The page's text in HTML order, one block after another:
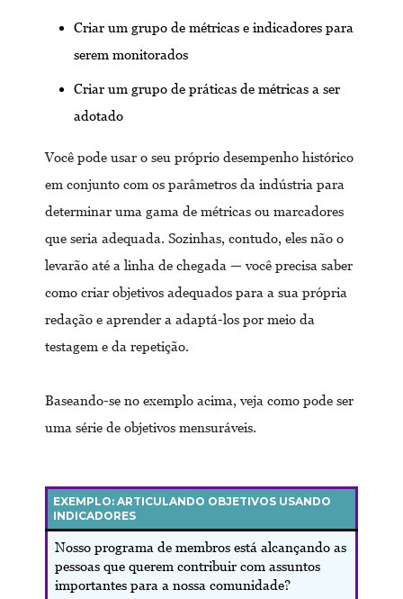
Criar um grupo de métricas e indicadores para
serem monitorados
Criar um grupo de práticas de métricas a ser
adotado
Você pode usar o seu próprio desempenho histórico
em conjunto com os parâmetros da indústria para
determinar uma gama de métricas ou marcadores
que seria adequada. Sozinhas, contudo, eles não o
levarão até a linha de chegada — você precisa saber
como criar objetivos adequados para a sua própria
redação e aprender a adaptá-los por meio da
testagem e da repetição.
Baseando-se no exemplo acima, veja como pode ser
uma série de objetivos mensuráveis.
EXEMPLO: ARTICULANDO OBJETIVOS USANDO
INDICADORES
Nosso programa de membros está alcançando as
pessoas que querem contribuir com assuntos
importantes para a nossa comunidade?